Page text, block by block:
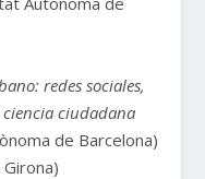
redes sociales,
ciudadana
de Barcelona)